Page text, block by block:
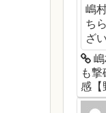
嶋
ち
ざ
も
感【